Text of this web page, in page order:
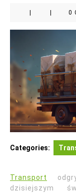
0
Categories:
Transport
dzisiejszym